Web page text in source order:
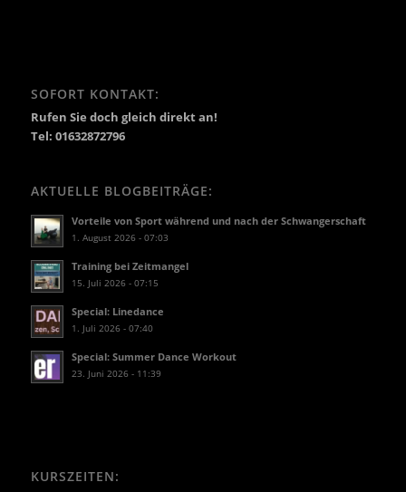
SOFORT KONTAKT:
Rufen Sie doch gleich direkt an!
Tel: 01632872796
AKTUELLE BLOGBEITRÄGE:
Vorteile von Sport während und nach der Schwangerschaft
1. August 2026 - 07:03
Training bei Zeitmangel
15. Juli 2026 - 07:15
Special: Linedance
1. Juli 2026 - 07:40
Special: Summer Dance Workout
23. Juni 2026 - 11:39
KURSZEITEN: